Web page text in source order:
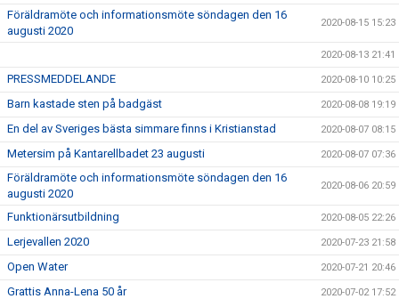
Föräldramöte och informationsmöte söndagen den 16
augusti 2020
2020-08-15 15:23
2020-08-13 21:41
PRESSMEDDELANDE 2020-08-10 10:25
Barn kastade sten på badgäst 2020-08-08 19:19
En del av Sveriges bästa simmare finns i Kristianstad 2020-08-07 08:15
Metersim på Kantarellbadet 23 augusti 2020-08-07 07:36
Föräldramöte och informationsmöte söndagen den 16
augusti 2020
2020-08-06 20:59
Funktionärsutbildning 2020-08-05 22:26
Lerjevallen 2020 2020-07-23 21:58
Open Water 2020-07-21 20:46
Grattis Anna-Lena 50 år 2020-07-02 17:52